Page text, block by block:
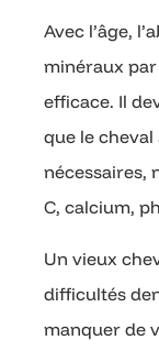
Avec l’âge,
minéraux par
efficace. Il
que le
nécessaires,
C, calcium,
Un vieux
difficultés
manquer de